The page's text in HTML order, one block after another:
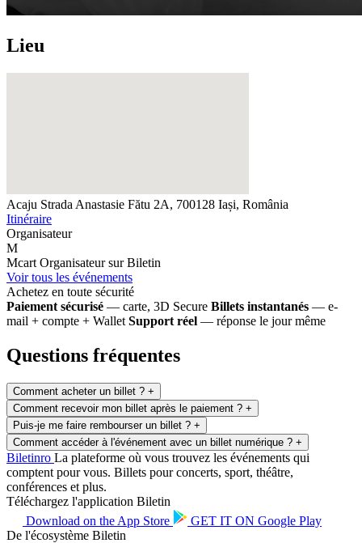
Lieu
Acaju Strada Anastasie Fătu 2A, 700128 Iași, România
Itinéraire
Organisateur
M
Mcart Organisateur sur Biletin
Voir tous les événements
Achetez en toute sécurité
Paiement sécurisé — carte, 3D Secure Billets instantanés — e-
mail + compte + Wallet Support réel — réponse le jour même
Questions fréquentes
Comment acheter un billet ? +
Comment recevoir mon billet après le paiement ? +
Puis-je me faire rembourser un billet ? +
Comment accéder à l'événement avec un billet numérique ? +
Biletinro La plateforme où vous trouvez les événements qui
comptent pour vous. Billets pour concerts, sport, théâtre,
conférences et plus.
Téléchargez l'application Biletin
Download on the App Store GET IT ON Google Play
De l'écosystème Biletin